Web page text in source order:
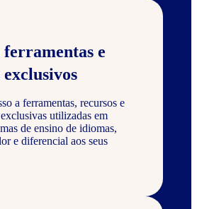
ferramentas e
a ferramentas, recursos e
utilizadas em
de ensino de idiomas,
e diferencial aos seus